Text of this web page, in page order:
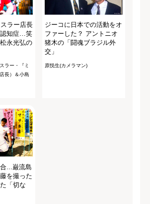
ラー店長
認知症…笑
永光弘の
ラー・『ミ
長）＆小島
ジーコに日本での活動をオ
ファーした？ アントニオ
猪木の「闘魂ブラジル外
交」
原悦生(カメラマン)
...巌流島
を撮った
「切な